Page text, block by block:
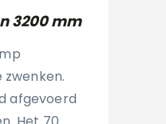
3200 mm
afgevoerd